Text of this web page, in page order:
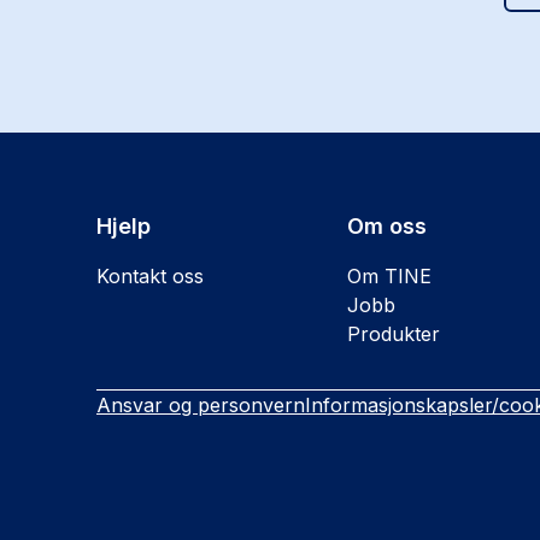
Hjelp
Kontakt oss
Om oss
Om TINE
Jobb
Produkter
Ansvar og personvernInformasjonskapsler/